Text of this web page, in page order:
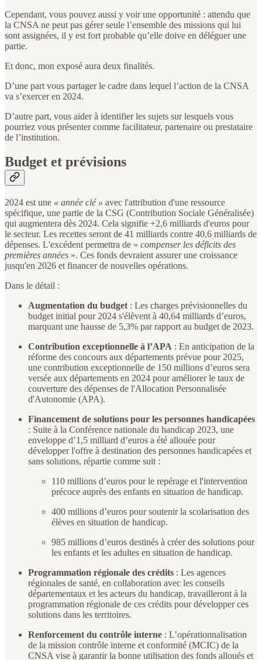
Cependant, vous pouvez aussi y voir une opportunité : attendu que
la CNSA ne peut pas gérer seule l’ensemble des missions qui lui
sont assignées, il y est fort probable qu’elle doive en déléguer une
partie.
Et donc, mon exposé aura deux finalités.
D’une part vous partager le cadre dans lequel l’action de la CNSA
va s’exercer en 2024.
D’autre part, vous aider à identifier les sujets sur lesquels vous
pourriez vous présenter comme facilitateur, partenaire ou prestataire
de l’institution.
Budget et prévisions
2024 est une « année clé » avec l'attribution d'une ressource
spécifique, une partie de la CSG (Contribution Sociale Généralisée)
qui augmentera dès 2024. Cela signifie +2,6 milliards d'euros pour
le secteur. Les recettes seront de 41 milliards contre 40,6 milliards de
dépenses. L'excédent permettra de « compenser les déficits des
premières années ». Ces fonds devraient assurer une croissance
jusqu'en 2026 et financer de nouvelles opérations.
Dans le détail :
Augmentation du budget : Les charges prévisionnelles du
budget initial pour 2024 s'élèvent à 40,64 milliards d’euros,
marquant une hausse de 5,3% par rapport au budget de 2023.
Contribution exceptionnelle à l’APA : En anticipation de la
réforme des concours aux départements prévue pour 2025,
une contribution exceptionnelle de 150 millions d’euros sera
versée aux départements en 2024 pour améliorer le taux de
couverture des dépenses de l'Allocation Personnalisée
d'Autonomie (APA).
Financement de solutions pour les personnes handicapées
: Suite à la Conférence nationale du handicap 2023, une
enveloppe d’1,5 milliard d’euros a été allouée pour
développer l'offre à destination des personnes handicapées et
sans solutions, répartie comme suit :
110 millions d’euros pour le repérage et l'intervention
précoce auprès des enfants en situation de handicap.
400 millions d’euros pour soutenir la scolarisation des
élèves en situation de handicap.
985 millions d’euros destinés à créer des solutions pour
les enfants et les adultes en situation de handicap.
Programmation régionale des crédits : Les agences
régionales de santé, en collaboration avec les conseils
départementaux et les acteurs du handicap, travailleront à la
programmation régionale de ces crédits pour développer ces
solutions dans les territoires.
Renforcement du contrôle interne : L’opérationnalisation
de la mission contrôle interne et conformité (MCIC) de la
CNSA vise à garantir la bonne utilisation des fonds alloués et